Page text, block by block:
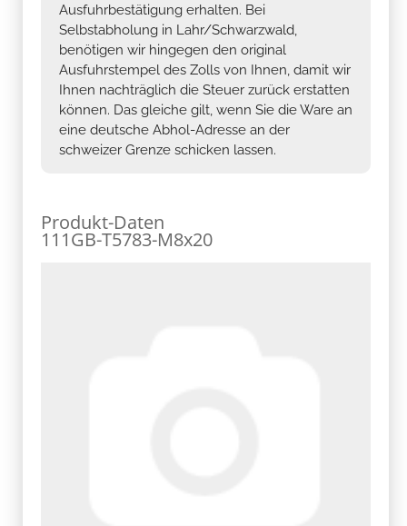
Ausfuhrbestätigung erhalten. Bei
Selbstabholung in Lahr/Schwarzwald,
benötigen wir hingegen den original
Ausfuhrstempel des Zolls von Ihnen, damit wir
Ihnen nachträglich die Steuer zurück erstatten
können. Das gleiche gilt, wenn Sie die Ware an
eine deutsche Abhol-Adresse an der
schweizer Grenze schicken lassen.
Produkt-Daten
111GB-T5783-M8x20